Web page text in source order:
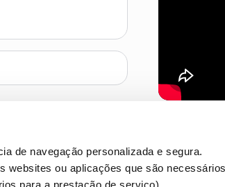
de navegação personalizada e segura.
websites ou aplicações que são necessários